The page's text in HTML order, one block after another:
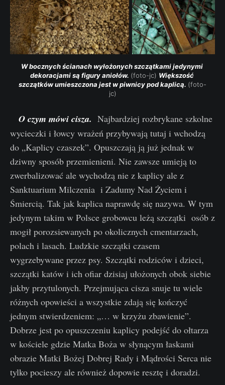
W bocznych ścianach wyłożonych szczątkami jedynymi
dekoracjami są figury aniołów. (foto-jc) Większość
szczątków umieszczona jest w piwnicy pod kaplicą. (foto-
jc)
O czym mówi cisza. Najbardziej rozbrykane szkolne
wycieczki i łowcy wrażeń przybywają tutaj i wchodzą
do „Kaplicy czaszek”. Opuszczają ją już jednak w
dziwny sposób przemienieni. Nie zawsze umieją to
zwerbalizować ale wychodzą nie z kaplicy ale z
Sanktuarium Milczenia i Zadumy Nad Życiem i
Śmiercią. Tak jak kaplica naprawdę się nazywa. W tym
jedynym takim w Polsce grobowcu leżą szczątki osób z
mogił porozsiewanych po okolicznych cmentarzach,
polach i lasach. Ludzkie szczątki czasem
wygrzebywane przez psy. Szczątki rodziców i dzieci,
szczątki katów i ich ofiar dzisiaj ułożonych obok siebie
jakby przytulonych. Przejmująca cisza snuje tu wiele
różnych opowieści a wszystkie zdają się kończyć
jednym stwierdzeniem: „… w krzyżu zbawienie”.
Dobrze jest po opuszczeniu kaplicy podejść do ołtarza
w kościele gdzie Matka Boża w słynącym łaskami
obrazie Matki Bożej Dobrej Rady i Mądrości Serca nie
tylko pocieszy ale również dopowie resztę i doradzi.